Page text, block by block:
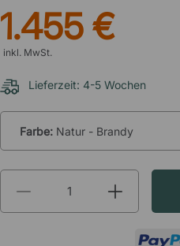
1.455 €
inkl. MwSt.
Lieferzeit: 4-5 Wochen
Farbe: Natur - Brandy